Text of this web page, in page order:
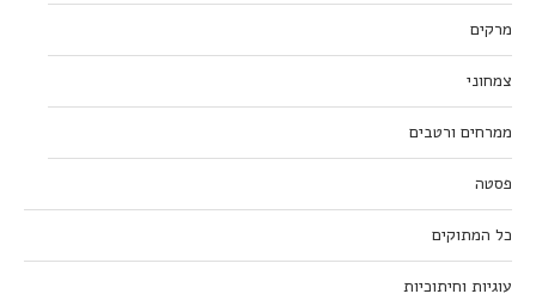
מרקים
צמחוני
ממרחים ורטבים
פסטה
כל המתוקים
עוגיות וחיתוכיות